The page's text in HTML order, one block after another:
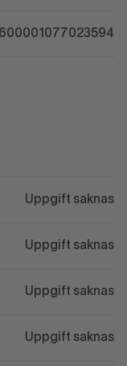
Uppgift saknas
Uppgift saknas
Uppgift saknas
Uppgift saknas